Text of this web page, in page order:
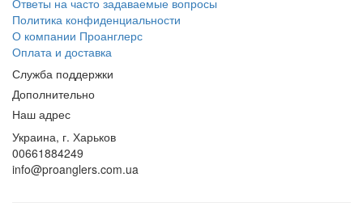
Ответы на часто задаваемые вопросы
Политика конфиденциальности
О компании Проанглерс
Оплата и доставка
Служба поддержки
Дополнительно
Наш адрес
Украина, г. Харьков
00661884249
info@proanglers.com.ua